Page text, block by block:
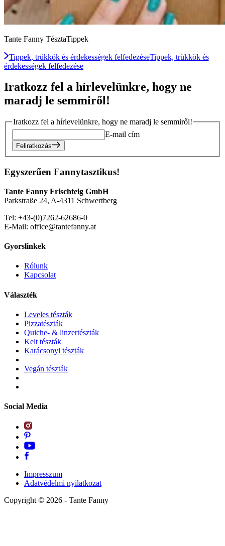
Tante Fanny TésztaTippek
Tippek, trükkök és érdekességek felfedezéseTippek, trükkök és
érdekességek felfedezése
Iratkozz fel a hírlevelünkre, hogy ne
maradj le semmiről!
Iratkozz fel a hírlevelünkre, hogy ne maradj le semmiről!
E-mail cím
Feliratkozás
Egyszerűen Fannytasztikus!
Tante Fanny Frischteig GmbH
Parkstraße 24, A-4311 Schwertberg
Tel: +43-(0)7262-62686-0
E-Mail: office@tantefanny.at
Gyorslinkek
Rólunk
Kapcsolat
Választék
Leveles tészták
Pizzatészták
Quiche- & linzertészták
Kelt tészták
Karácsonyi tészták
Vegán tészták
Social Media
Impresszum
Adatvédelmi nyilatkozat
Copyright © 2026 - Tante Fanny